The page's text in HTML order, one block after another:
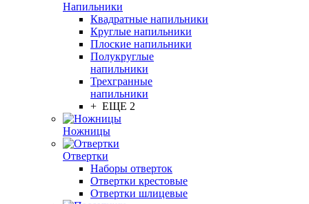
Напильники
Квадратные напильники
Круглые напильники
Плоские напильники
Полукруглые
напильники
Трехгранные
напильники
+ ЕЩЕ 2
Ножницы
Отвертки
Наборы отверток
Отвертки крестовые
Отвертки шлицевые